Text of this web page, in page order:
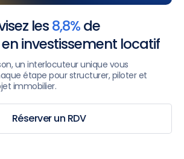
les8,8%de
investissement locatif
un interlocuteur unique vous
étape pour structurer, piloter et
immobilier.
Réserver un RDV